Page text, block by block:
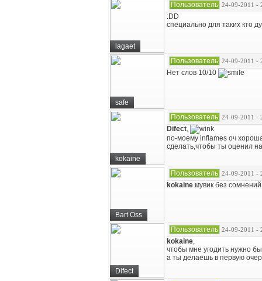
lagaet
Пользователь 24-09-2011 -
:DD
специально для таких кто
safe
Пользователь 24-09-2011 -
Нет слов 10/10
kokaine
Пользователь 24-09-2011 -
Difect,
по-моему inflames оч
сделать,чтобы ты оценил
Bart Oss
Пользователь 24-09-2011 -
kokaine мувик без
Difect
Пользователь 24-09-2011 -
kokaine,
чтобы мне угодить нужно
а ты делаешь в первую